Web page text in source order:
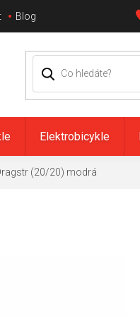
Blog
Elektrobicykle
(20/20) modrá